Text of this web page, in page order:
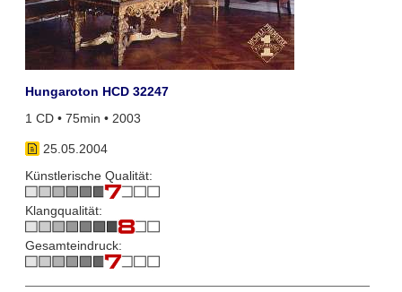
Hungaroton HCD 32247
1 CD • 75min • 2003
25.05.2004
Künstlerische Qualität:
Klangqualität:
Gesamteindruck: